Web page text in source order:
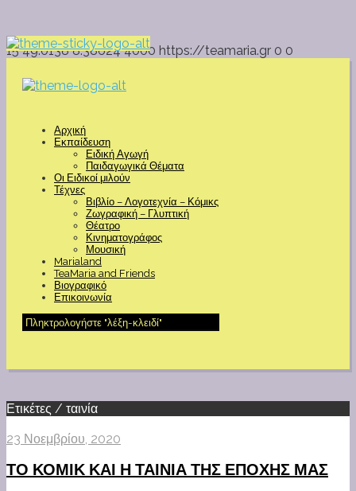
15 49.0138 8.38624 4000 https://teamaria.gr 0 0
Αρχική
Εκπαίδευση
Ειδική Αγωγή
Παιδαγωγικά Θέματα
Οι Ειδικοί μιλούν
Τέχνες
Βιβλίο – Λογοτεχνία – Κόμικς
Ζωγραφική – Γλυπτική
Θέατρο
Κινηματογράφος
Μουσική
Marialand
TeaMaria and Friends
Βιογραφικό
Επικοινωνία
Ετικέτες / ταινία
23 Νοεμβρίου, 2020
ΤΟ ΚΟΜΙΚ ΚΑΙ Η ΤΑΙΝΙΑ ΤΗΣ ΕΠΟΧΗΣ ΜΑΣ